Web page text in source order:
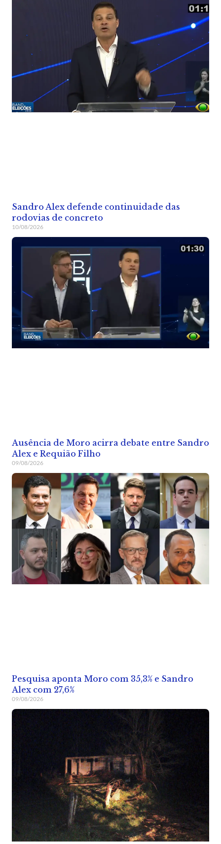
Sandro Alex defende continuidade das
rodovias de concreto
10/08/2026
Ausência de Moro acirra debate entre Sandro
Alex e Requião Filho
09/08/2026
Pesquisa aponta Moro com 35,3% e Sandro
Alex com 27,6%
09/08/2026